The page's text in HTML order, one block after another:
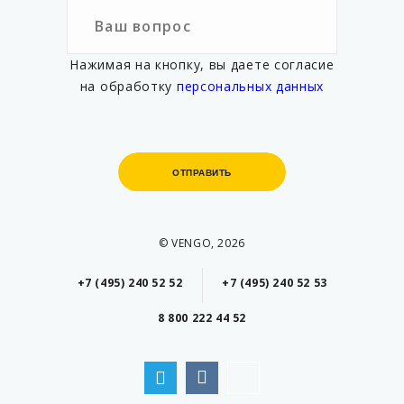
Нажимая на кнопку, вы даете согласие
на обработку персональных данных
ОТПРАВИТЬ
ОТПРАВИТЬ
© VENGO, 2026
+7 (495) 240 52 52 +7 (495) 240 52 53
8 800 222 44 52